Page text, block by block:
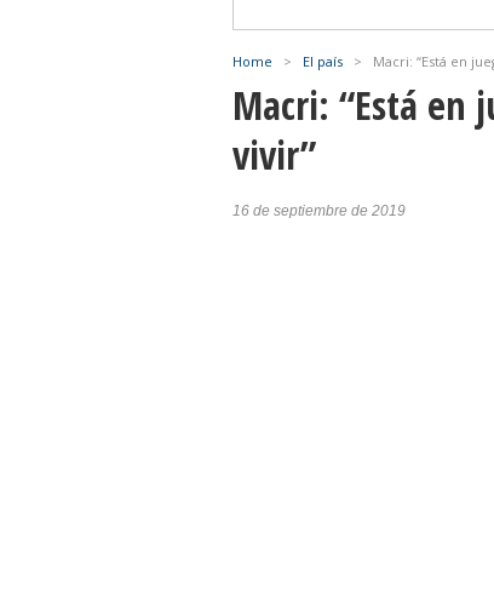
Home > El país > Macri: “Está en
Macri: “Está en
vivir”
16 de septiembre de 2019